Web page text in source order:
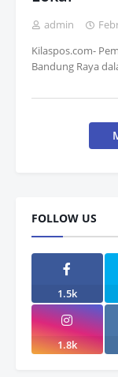
admin
Kilaspos.com-
Bandung Raya
FOLLOW US
1.5k
1.8k